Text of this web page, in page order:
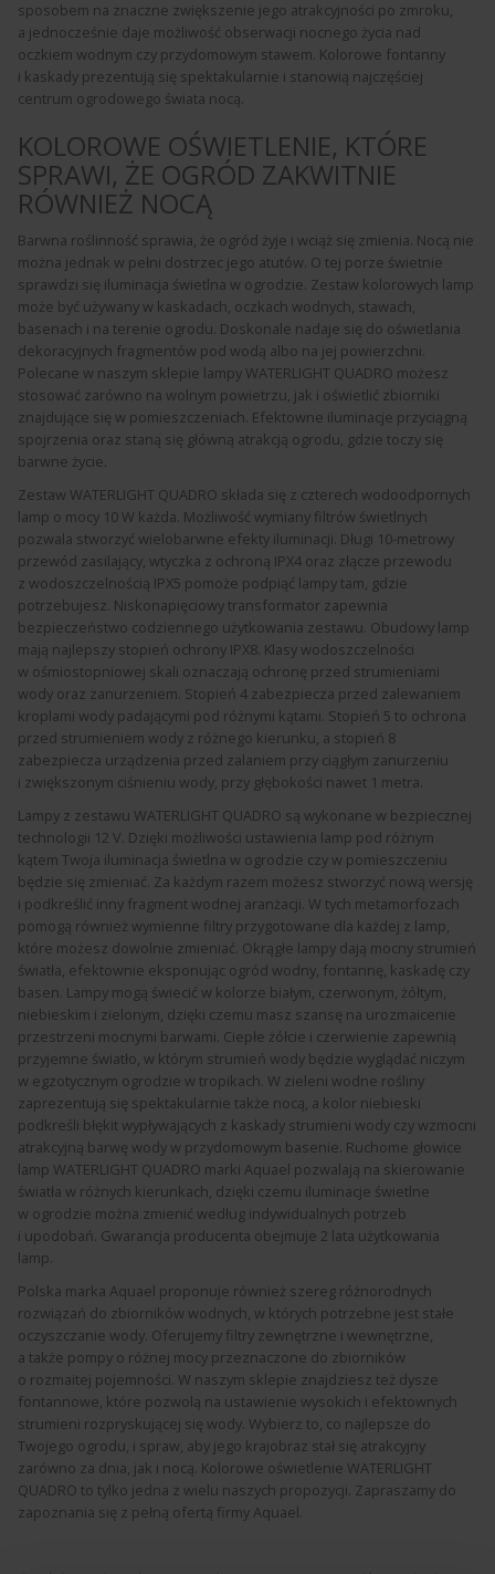
sposobem na znaczne zwiększenie jego atrakcyjności po zmroku,
a jednocześnie daje możliwość obserwacji nocnego życia nad
oczkiem wodnym czy przydomowym stawem. Kolorowe fontanny
i kaskady prezentują się spektakularnie i stanowią najczęściej
centrum ogrodowego świata nocą.
KOLOROWE OŚWIETLENIE, KTÓRE
SPRAWI, ŻE OGRÓD ZAKWITNIE
RÓWNIEŻ NOCĄ
Barwna roślinność sprawia, że ogród żyje i wciąż się zmienia. Nocą nie
można jednak w pełni dostrzec jego atutów. O tej porze świetnie
sprawdzi się iluminacja świetlna w ogrodzie. Zestaw kolorowych lamp
może być używany w kaskadach, oczkach wodnych, stawach,
basenach i na terenie ogrodu. Doskonale nadaje się do oświetlania
dekoracyjnych fragmentów pod wodą albo na jej powierzchni.
Polecane w naszym sklepie lampy WATERLIGHT QUADRO możesz
stosować zarówno na wolnym powietrzu, jak i oświetlić zbiorniki
znajdujące się w pomieszczeniach. Efektowne iluminacje przyciągną
spojrzenia oraz staną się główną atrakcją ogrodu, gdzie toczy się
barwne życie.
Zestaw WATERLIGHT QUADRO składa się z czterech wodoodpornych
lamp o mocy 10 W każda. Możliwość wymiany filtrów świetlnych
pozwala stworzyć wielobarwne efekty iluminacji. Długi 10-metrowy
przewód zasilający, wtyczka z ochroną IPX4 oraz złącze przewodu
z wodoszczelnością IPX5 pomoże podpiąć lampy tam, gdzie
potrzebujesz. Niskonapięciowy transformator zapewnia
bezpieczeństwo codziennego użytkowania zestawu. Obudowy lamp
mają najlepszy stopień ochrony IPX8. Klasy wodoszczelności
w ośmiostopniowej skali oznaczają ochronę przed strumieniami
wody oraz zanurzeniem. Stopień 4 zabezpiecza przed zalewaniem
kroplami wody padającymi pod różnymi kątami. Stopień 5 to ochrona
przed strumieniem wody z różnego kierunku, a stopień 8
zabezpiecza urządzenia przed zalaniem przy ciągłym zanurzeniu
i zwiększonym ciśnieniu wody, przy głębokości nawet 1 metra.
Lampy z zestawu WATERLIGHT QUADRO są wykonane w bezpiecznej
technologii 12 V. Dzięki możliwości ustawienia lamp pod różnym
kątem Twoja iluminacja świetlna w ogrodzie czy w pomieszczeniu
będzie się zmieniać. Za każdym razem możesz stworzyć nową wersję
i podkreślić inny fragment wodnej aranżacji. W tych metamorfozach
pomogą również wymienne filtry przygotowane dla każdej z lamp,
które możesz dowolnie zmieniać. Okrągłe lampy dają mocny strumień
światła, efektownie eksponując ogród wodny, fontannę, kaskadę czy
basen. Lampy mogą świecić w kolorze białym, czerwonym, żółtym,
niebieskim i zielonym, dzięki czemu masz szansę na urozmaicenie
przestrzeni mocnymi barwami. Ciepłe żółcie i czerwienie zapewnią
przyjemne światło, w którym strumień wody będzie wyglądać niczym
w egzotycznym ogrodzie w tropikach. W zieleni wodne rośliny
zaprezentują się spektakularnie także nocą, a kolor niebieski
podkreśli błękit wypływających z kaskady strumieni wody czy wzmocni
atrakcyjną barwę wody w przydomowym basenie. Ruchome głowice
lamp WATERLIGHT QUADRO marki Aquael pozwalają na skierowanie
światła w różnych kierunkach, dzięki czemu iluminacje świetlne
w ogrodzie można zmienić według indywidualnych potrzeb
i upodobań. Gwarancja producenta obejmuje 2 lata użytkowania
lamp.
Polska marka Aquael proponuje również szereg różnorodnych
rozwiązań do zbiorników wodnych, w których potrzebne jest stałe
oczyszczanie wody. Oferujemy filtry zewnętrzne i wewnętrzne,
a także pompy o różnej mocy przeznaczone do zbiorników
o rozmaitej pojemności. W naszym sklepie znajdziesz też dysze
fontannowe, które pozwolą na ustawienie wysokich i efektownych
strumieni rozpryskującej się wody. Wybierz to, co najlepsze do
Twojego ogrodu, i spraw, aby jego krajobraz stał się atrakcyjny
zarówno za dnia, jak i nocą. Kolorowe oświetlenie WATERLIGHT
QUADRO to tylko jedna z wielu naszych propozycji. Zapraszamy do
zapoznania się z pełną ofertą firmy Aquael.